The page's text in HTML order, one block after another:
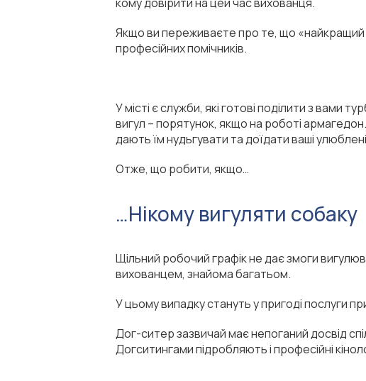
Якщо ви переживаєте про те, що «найкращий
професійних помічників.
У місті є служби, які готові поділити з вами
вигул – порятунок, якщо на роботі
дають їм нудьгувати та доїдати ваші
Отже, що робити, якщо…
…Нікому вигуляти собаку
Щільний робочий графік не дає змоги
вихованцем, знайома багатьом.
У цьому випадку стануть у пригоді послуги
Дог-ситер зазвичай має непоганий досвід
Догситингами підробляють і професійні